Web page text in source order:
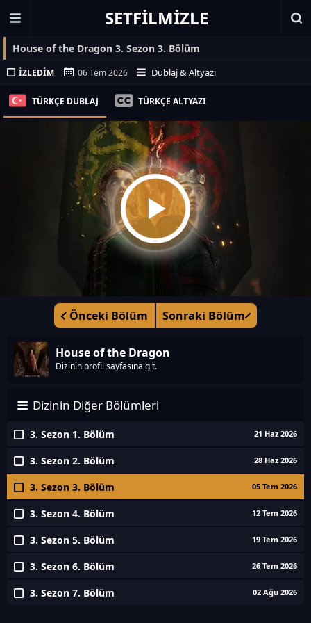
SETFILMIZLE
House of the Dragon 3. Sezon 3. Bölüm
İZLEDIM 06 Tem 2026 Dublaj & Altyazı
TÜRKÇE DUBLAJ TÜRKÇE ALTYAZI
Önceki Bölüm Sonraki Bölüm
House of the Dragon
Dizinin profil sayfasına git.
Dizinin Diğer Bölümleri
3. Sezon 1. Bölüm 21 Haz 2026
3. Sezon 2. Bölüm 28 Haz 2026
3. Sezon 3. Bölüm 05 Tem 2026
3. Sezon 4. Bölüm 12 Tem 2026
3. Sezon 5. Bölüm 19 Tem 2026
3. Sezon 6. Bölüm 26 Tem 2026
3. Sezon 7. Bölüm 02 Ağu 2026